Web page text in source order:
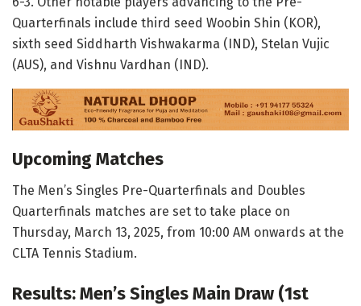
Quarterfinals include third seed Woobin Shin (KOR),
sixth seed Siddharth Vishwakarma (IND), Stelan Vujic
(AUS), and Vishnu Vardhan (IND).
Upcoming Matches
The Men’s Singles Pre-Quarterfinals and Doubles
Quarterfinals matches are set to take place on
Thursday, March 13, 2025, from 10:00 AM onwards at the
CLTA Tennis Stadium.
Results: Men’s Singles Main Draw (1st